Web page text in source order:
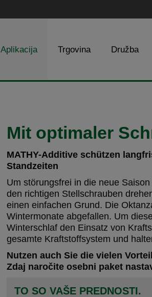
Aplikacija Trgovina Družba
Mit optimaler
MATHY-Additive schützen
Standzeiten
Um störungsfrei in die neue
den richtigen Stellschrauben
einen einfachen Grund. Die
Wintermonate abgefallen. Um
Winterschlaf den Einsatz von
gesamte Kraftstoffsystem und
Nutzen auch Sie die vielen
Zdaj naročite osebni paket
TO SO VAŠE PREDNOSTI.